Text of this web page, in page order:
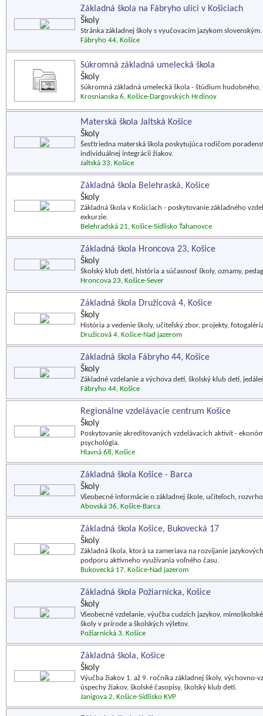
Základná škola na Fábryho ulici v Košiciach
Školy
Stránka základnej školy s vyučovacím jazykom
Fábryho 44, Košice
Súkromná základná umelecká škola
Školy
Súkromná základná umelecká škola - štúdium
Krosnianska 6, Košice-Dargovských Hrdinov
Materská škola Jaltská Košice
Školy
Šesťtriedna materská škola poskytujúca rodičom
individuálnej integrácii žiakov.
Jaltská 33, Košice
Základná škola Belehraská, Košice
Školy
Základná škola v Košiciach - poskytovanie základného
exkurzie.
Belehradská 21, Košice-Sídlisko Ťahanovce
Základná škola Hroncova 23, Košice
Školy
Školský klub detí, história a súčasnosť školy, oznamy,
Hroncova 23, Košice-Sever
Základná škola Družicová 4, Košice
Školy
História a vedenie školy, učiteľský zbor, projekty,
Družicová 4, Košice-Nad jazerom
Základná škola Fábryho 44, Košice
Školy
Základné vzdelanie a výchova detí, školský klub detí,
Fábryho 44, Košice
Regionálne vzdelávacie centrum Košice
Školy
Poskytovanie akreditovaných vzdelávacích aktivít -
psychológia.
Hlavná 68, Košice
Základná škola Košice - Barca
Školy
Všeobecné informácie o základnej škole, učiteľoch,
Abovská 36, Košice-Barca
Základná škola Košice, Bukovecká 17
Školy
Základná škola, ktorá sa zameriava na rozvíjanie
podporu aktívneho využívania voľného času.
Bukovecká 17, Košice-Nad jazerom
Základná škola Požiarnícka, Košice
Školy
Všeobecné vzdelanie, výučba cudzích jazykov,
školy v prírode a školských výletov.
Požiarnická 3, Košice
Základná škola, Košice
Školy
Výučba žiakov 1. až 9. ročníka základnej školy, výchovno-
úspechy žiakov, školské časopisy, školský klub detí.
Janigova 2, Košice-Sídlisko KVP